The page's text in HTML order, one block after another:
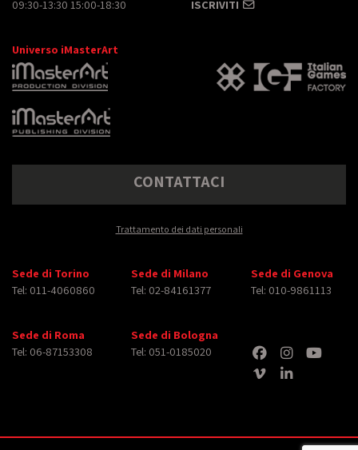
09:30-13:30 15:00-18:30
ISCRIVITI
Universo iMasterArt
CONTATTACI
Trattamento dei dati personali
Sede di Torino
Tel: 011-4060860
Sede di Milano
Tel: 02-84161377
Sede di Genova
Tel: 010-9861113
Sede di Roma
Tel: 06-87153308
Sede di Bologna
Tel: 051-0185020